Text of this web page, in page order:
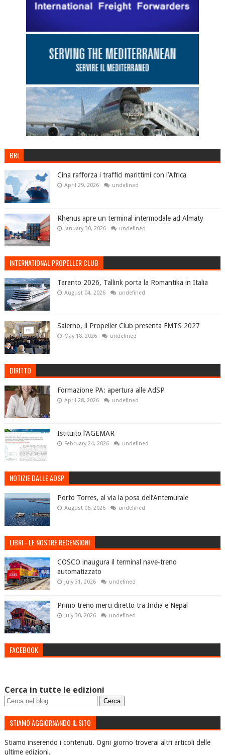
BRI
Cina rafforza i traffici marittimi con l’Africa
April 29, 2026 undefined
Rhenus apre un terminal intermodale ad Almaty
January 30, 2026 undefined
INTERNATIONAL PROPELLER CLUB
Taranto 2026, Tallink porta la Romantika in Italia
August 04, 2026 undefined
Salerno, il Propeller Club presenta FMTS 2027
May 18, 2026 undefined
DIRITTO
Formazione PA: apertura alle AdSP
April 28, 2026 undefined
Istituito l'AGEMAR
February 24, 2026 undefined
NOTIZIE DALLE ADSP
Porto Torres, al via la posa dell’Antemurale
August 06, 2026 undefined
LIBRI - LE NOSTRE RECENSIONI
COSCO inaugura il terminal nave-treno
automatizzato
July 31, 2026 undefined
Primo treno merci diretto tra India e Nepal
July 30, 2026 undefined
FACEBOOK
Cerca in tutte le edizioni
STIAMO AGGIORNANDO IL SITO
Stiamo inserendo i contenuti. Ogni giorno troverai altri articoli delle
ultime edizioni.